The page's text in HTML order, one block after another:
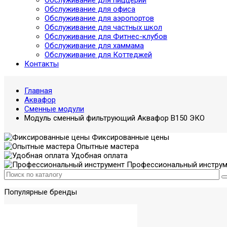
Обслуживание для офиса
Обслуживание для аэропортов
Обслуживание для частных школ
Обслуживание для Фитнес-клубов
Обслуживание для хаммама
Обслуживание для Коттеджей
Контакты
Главная
Аквафор
Сменные модули
Модуль сменный фильтрующий Аквафор В150 ЭКО
Фиксированные цены
Опытные мастера
Удобная оплата
Профессиональный
Популярные бренды